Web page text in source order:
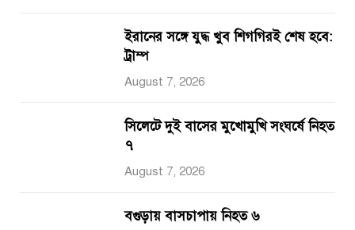
ইরানের সঙ্গে যুদ্ধ খুব শিগগিরই শেষ হবে:
ট্রাম্প
August 7, 2026
সিলেটে দুই বাসের মুখোমুখি সংঘর্ষে নিহত
৭
August 7, 2026
বগুড়ায় বাসচাপায় নিহত ৬